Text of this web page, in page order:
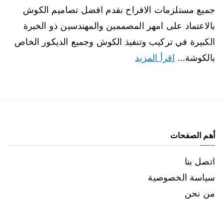
جميع مستلزمات الافراح نقدم افضل تصاميم الكوش
بالاعتماد على امهر المصممين والمهندسين ذو الخبرة
الكبيرة في تركيب وتنفيذ الكوش وجميع الديكور الخاص
بالكوشة… اقرأ المزيد
أهم الصفحات
اتصل بنا
سياسة الخصوصية
من نحن